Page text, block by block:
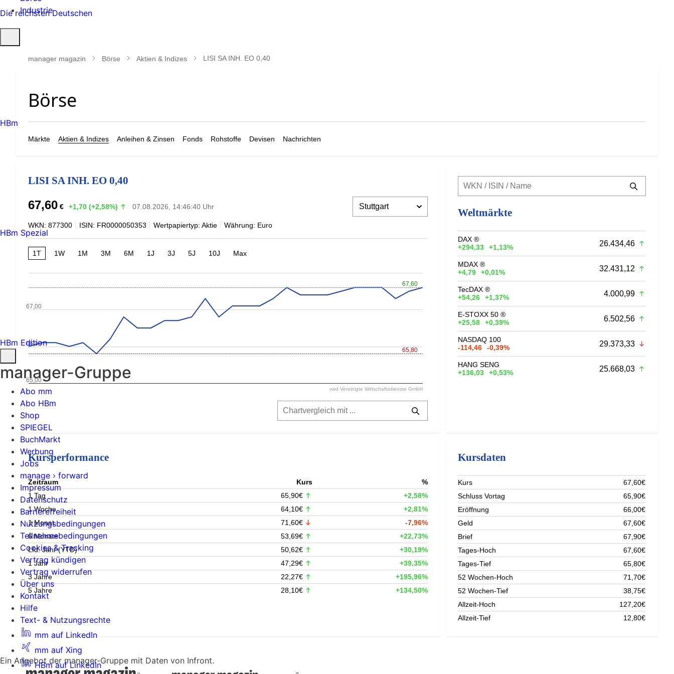
Industrie
öffnen
manager magazin Börse Aktien & Indizes LISI SA INH. EO 0,40
Märkte Aktien & Indizes Anleihen & Zinsen Fonds Rohstoffe Devisen Nachrichten
LISI SA INH. EO 0,40
67,60 € +1,70 (+2,58%) 07.08.2026, 14:46:40 Uhr
WKN: 877300 ISIN: FR0000050353 Wertpapiertyp: Aktie Währung: Euro
1T 1W 1M 3M 6M 1J 3J 5J 10J Max
67,60
65,80
65,00
66,00
67,00
vwd Vereinigte Wirtschaftsdienste GmbH
Weltmärkte
DAX ®
+294,33
+1,13% 26.434,46
MDAX ®
+4,79
+0,01% 32.431,12
TecDAX ®
+54,26
+1,37% 4.000,99
E-STOXX 50 ®
+25,58
+0,39% 6.502,56
NASDAQ 100
-114,46
-0,39% 29.373,33
HANG SENG
+136,03
+0,53% 25.668,03
Kursperformance
Zeitraum Kurs
%
1 Tag
65,90€
+2,58%
1 Woche
64,10€
+2,81%
1 Monat
71,60€
-7,96%
6 Monate
53,69€
+22,73%
Lfd. Jahr (YTD)
50,62€
+30,19%
1 Jahr
47,29€
+39,35%
3 Jahre
22,27€
+195,96%
5 Jahre
28,10€ +134,50%
Kursdaten
Kurs
67,60€
Schluss Vortag
65,90€
Eröffnung
66,00€
Geld
67,60€
Brief
67,90€
Tages-Hoch
67,60€
Tages-Tief
65,80€
52 Wochen-Hoch
71,70€
52 Wochen-Tief
38,75€
Allzeit-Hoch
127,20€
Allzeit-Tief
12,80€
Ein Angebot der manager-Gruppe mit Daten von Infront.
Die reichsten Deutschen
HBm
HBm Spezial
HBm Edition
manager-Gruppe
Abo mm
Abo HBm
Shop
SPIEGEL
BuchMarkt
Werbung
Jobs
manage › forward
Impressum
Datenschutz
Barrierefreiheit
Nutzungsbedingungen
Teilnahmebedingungen
Cookies & Tracking
Vertrag kündigen
Vertrag widerrufen
Über uns
Kontakt
Hilfe
Text- & Nutzungsrechte
mm auf LinkedIn
mm auf Xing
HBm auf LinkedIn